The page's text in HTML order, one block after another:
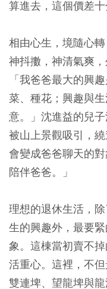
算進去，這個價差十
相由心生，境隨心
神抖擻，神清氣爽
「我爸爸最大的興
菜、種花；興趣與
意。」沈進益的兒
被山上景觀吸引，
會變成爸爸聊天的
陪伴爸爸。」
理想的退休生活，
生的興趣外，最要
象。這棟當初賣不
活重心。這裡，不
雙連埤、望龍埤與